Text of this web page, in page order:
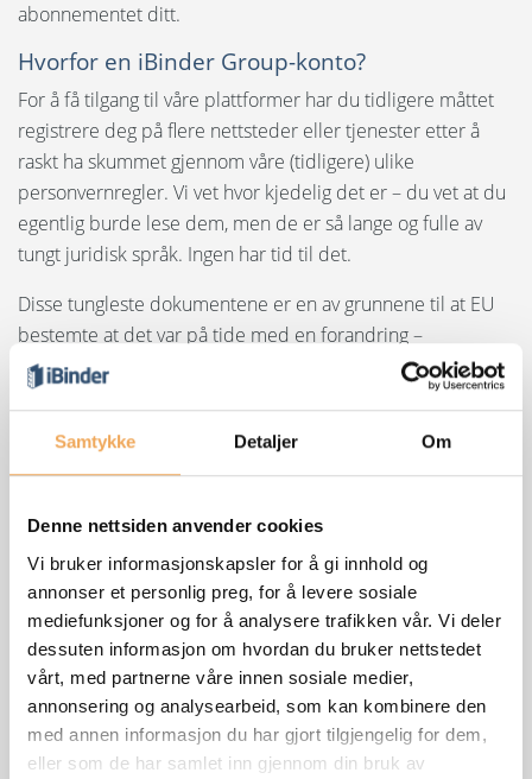
Samtykke Detaljer Om
Denne nettsiden anvender cookies
Vi bruker informasjonskapsler for å gi innhold og
annonser et personlig preg, for å levere sosiale
mediefunksjoner og for å analysere trafikken vår. Vi deler
dessuten informasjon om hvordan du bruker nettstedet
vårt, med partnerne våre innen sosiale medier,
annonsering og analysearbeid, som kan kombinere den
med annen informasjon du har gjort tilgjengelig for dem,
eller som de har samlet inn gjennom din bruk av
United States
Spansk
abonnementet ditt.
Hvorfor en iBinder Group-konto?
For å få tilgang til våre plattformer har du tidligere måttet
registrere deg på flere nettsteder eller tjenester etter å
raskt ha skummet gjennom våre (tidligere) ulike
personvernregler. Vi vet hvor kjedelig det er – du vet at du
egentlig burde lese dem, men de er så lange og fulle av
tungt juridisk språk. Ingen har tid til det.
Disse tungleste dokumentene er en av grunnene til at EU
bestemte at det var på tide med en forandring –
personvernforordningen, eller GDPR, trådte i kraft 25. mai
2018. Etter denne datoen må alle selskaper bli tydeligere
forandring. iBinder Group er ansvarlig for å lagre data på
din iBinder Group-konto på en trygg og sikker måte samt
sørge for at disse dataene brukes lovlig i henhold til
forordningen.
iBinder Group-konto og personvern
En iBinder Group-konto er en sikker og trygg måte å
håndtere dine personopplysninger på. Hvis du ikke har en